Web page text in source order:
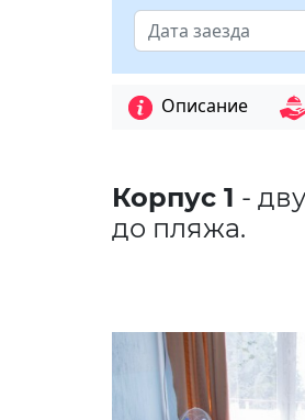
Описание
Корпус 1 -
до пляжа.